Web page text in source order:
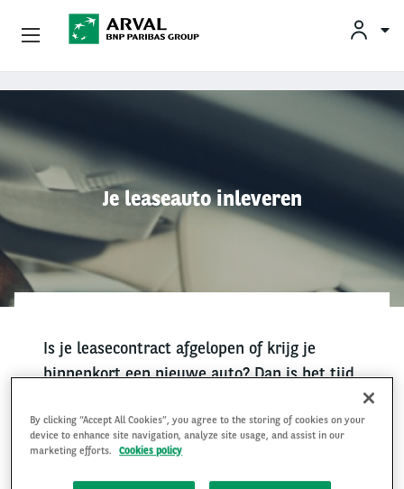
Overslaan en naar de inhoud gaan
Je leaseauto inleveren
Is je leasecontract afgelopen of krijg je
binnenkort een nieuwe auto? Dan is het tijd
alle stappen duidelijk voor je op een rij
gezet om het proces zo eenvoudig mogelijk
Zakelijk Leasen
Private Lease
Mobiliteit
Occasions
Klantenservice
By clicking “Accept All Cookies”, you agree to the storing of cookies on your
device to enhance site navigation, analyze site usage, and assist in our
marketing efforts.
Cookies policy